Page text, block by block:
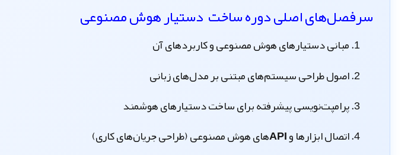
سرفصل‌های اصلیدوره ساخت دستیار هوش مصنوعی
مبانی دستیارهای هوش مصنوعی و کاربردهای آن
اصول طراحی سیستم‌های مبتنی بر مدل‌های زبانی
پرامپت‌نویسی پیشرفته برای ساخت دستیارهای هوشمند
اتصال ابزارها و APIهای هوش مصنوعی (طراحی جریان‌های کاری)